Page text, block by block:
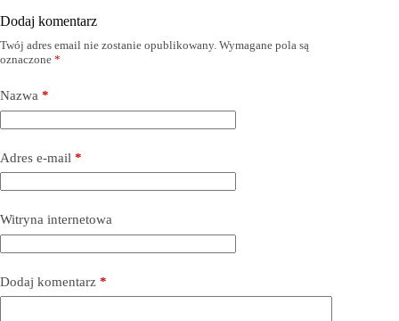
Dodaj komentarz
Twój adres email nie zostanie opublikowany. Wymagane pola są
oznaczone *
Nazwa *
Adres e-mail *
Witryna internetowa
Dodaj komentarz *